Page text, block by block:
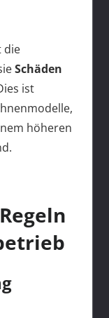
die
Schäden
ist
höheren